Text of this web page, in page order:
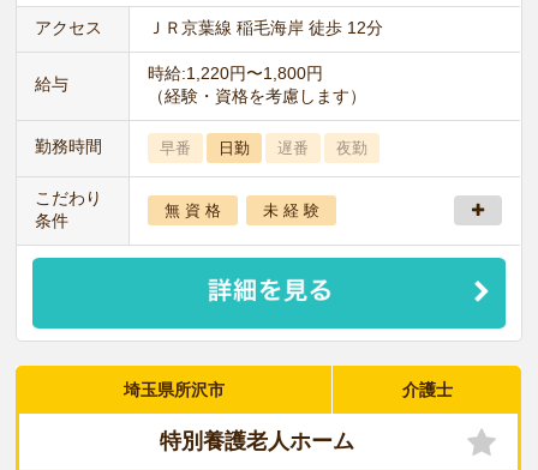
アクセス ＪＲ京葉線 稲毛海岸 徒歩 12分
給与
時給:1,220円〜1,800円
（経験・資格を考慮します）
勤務時間 早番 日勤 遅番 夜勤
こだわり
条件
無 資 格 未 経 験
埼玉県所沢市 介護士
特別養護老人ホーム